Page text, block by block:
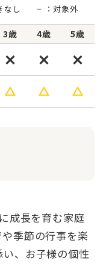
なし
：対象外
3歳 4歳 5歳
季節の行事を楽
、お子様の個性